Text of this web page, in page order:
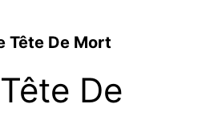
Tête De Mort
De